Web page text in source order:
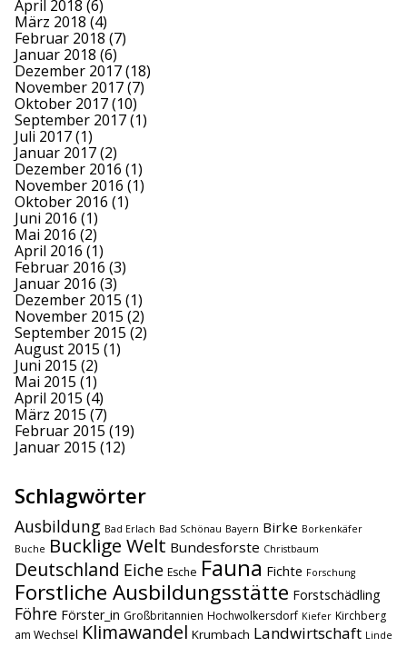
April 2018 (6)
März 2018 (4)
Februar 2018 (7)
Januar 2018 (6)
Dezember 2017(18)
November 2017(7)
Oktober 2017(10)
September 2017(1)
Juli 2017(1)
Januar 2017(2)
Dezember 2016 (1)
November 2016 (1)
Oktober 2016 (1)
Juni 2016 (1)
Mai 2016 (2)
April 2016 (1)
Februar 2016 (3)
Januar 2016 (3)
Dezember 2015 (1)
November 2015 (2)
September 2015 (2)
August 2015 (1)
Juni 2015 (2)
Mai 2015 (1)
April 2015 (4)
März 2015 (7)
Februar 2015 (19)
Januar 2015 (12)
Schlagwörter
Ausbildung Bad Erlach Bad Schönau Bayern Birke Borkenkäfer
Buche Bucklige Welt Bundesforste Christbaum
Deutschland Eiche Esche Fauna Fichte Forschung
Forstliche Ausbildungsstätte Forstschädling
Föhre Förster_in Großbritannien Hochwolkersdorf Kiefer Kirchberg
am Wechsel Klimawandel Krumbach Landwirtschaft Linde